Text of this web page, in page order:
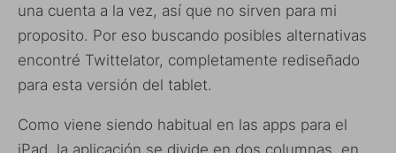
una cuenta a la vez, así que no sirven para mi
proposito. Por eso buscando posibles alternativas
encontré Twittelator, completamente rediseñado
para esta versión del tablet.
Como viene siendo habitual en las apps para el
iPad, la aplicación se divide en dos columnas, en